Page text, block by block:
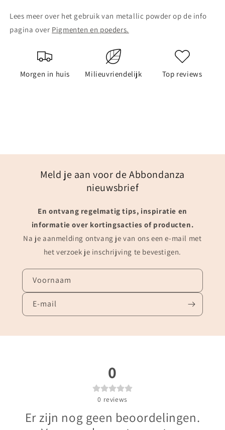
Lees meer over het gebruik van metallic powder op de info
pagina over Pigmenten en poeders.
Morgen in huis Milieuvriendelijk Top reviews
Meld je aan voor de Abbondanza
nieuwsbrief
En ontvang regelmatig tips, inspiratie en
informatie over kortingsacties of producten.
Na je aanmelding ontvang je van ons een e-mail met
het verzoek je inschrijving te bevestigen.
Voornaam
E‑mail
0
0 reviews
Er zijn nog geen beoordelingen.